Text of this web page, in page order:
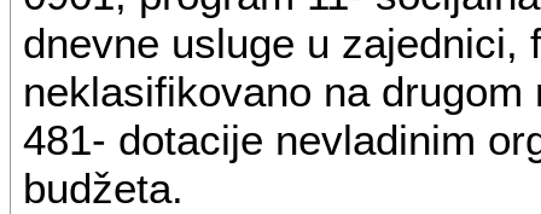
dnevne usluge u zajednici,
neklasifikovano na
481- dotacije nevladinim
budžeta.